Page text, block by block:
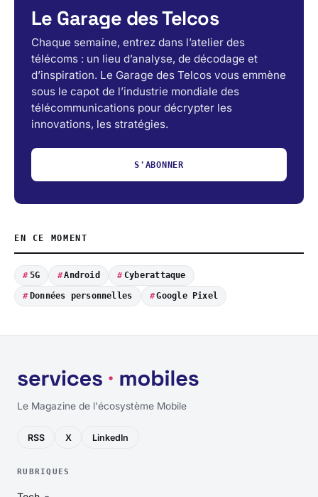
Le Garage des Telcos
Chaque semaine, entrez dans l’atelier des
télécoms : un lieu d’analyse, de décodage et
d’inspiration. Le Garage des Telcos vous emmène
sous le capot de l’industrie mondiale des
télécommunications pour décrypter les
innovations, les stratégies.
S'ABONNER
EN CE MOMENT
5G Android Cyberattaque
Données personnelles Google Pixel
Le Magazine de l'écosystème Mobile
RSS X LinkedIn
RUBRIQUES